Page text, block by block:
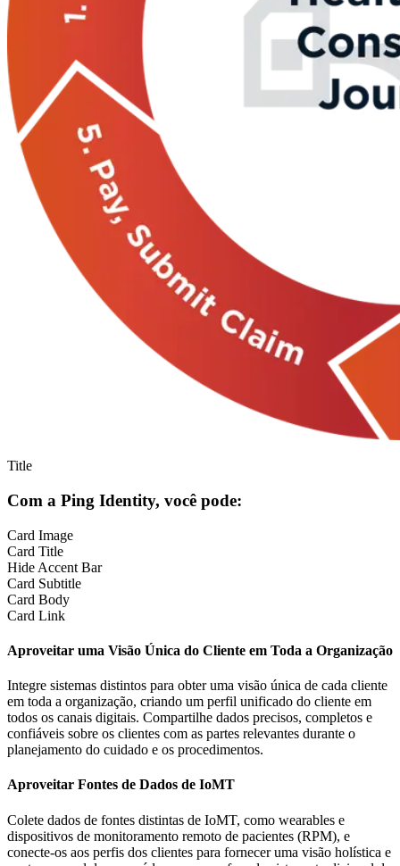
Title
Com a Ping Identity, você pode:
Card Image
Card Title
Hide Accent Bar
Card Subtitle
Card Body
Card Link
Aproveitar uma Visão Única do Cliente em Toda a Organização
Integre sistemas distintos para obter uma visão única de cada cliente
em toda a organização, criando um perfil unificado do cliente em
todos os canais digitais. Compartilhe dados precisos, completos e
confiáveis sobre os clientes com as partes relevantes durante o
planejamento do cuidado e os procedimentos.
Aproveitar Fontes de Dados de IoMT
Colete dados de fontes distintas de IoMT, como wearables e
dispositivos de monitoramento remoto de pacientes (RPM), e
conecte-os aos perfis dos clientes para fornecer uma visão holística e